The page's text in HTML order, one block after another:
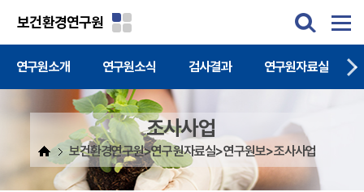
보건환경연구원
연구원소개 연구원소식 검사결과 연구원자료실
조사사업
보건환경연구원>연구원자료실>연구원보>조사사업